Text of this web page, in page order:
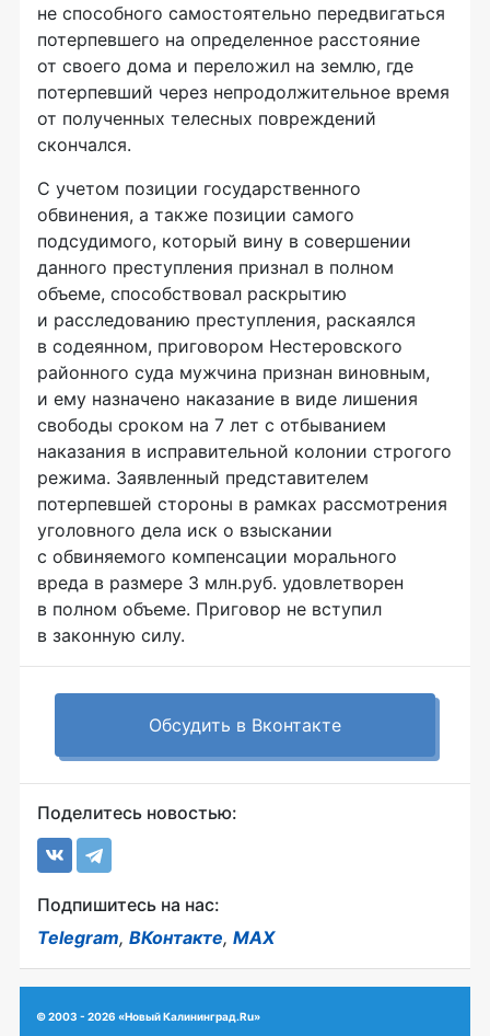
не способного самостоятельно передвигаться
потерпевшего на определенное расстояние
от своего дома и переложил на землю, где
потерпевший через непродолжительное время
от полученных телесных повреждений
скончался.
С учетом позиции государственного
обвинения, а также позиции самого
подсудимого, который вину в совершении
данного преступления признал в полном
объеме, способствовал раскрытию
и расследованию преступления, раскаялся
в содеянном, приговором Нестеровского
районного суда мужчина признан виновным,
и ему назначено наказание в виде лишения
свободы сроком на 7 лет с отбыванием
наказания в исправительной колонии строгого
режима. Заявленный представителем
потерпевшей стороны в рамках рассмотрения
уголовного дела иск о взыскании
с обвиняемого компенсации морального
вреда в размере 3 млн.руб. удовлетворен
в полном объеме. Приговор не вступил
в законную силу.
Обсудить в Вконтакте
Поделитесь новостью:
Подпишитесь на нас:
Telegram, ВКонтакте, MAX
© 2003 - 2026 «Новый Калининград.Ru»